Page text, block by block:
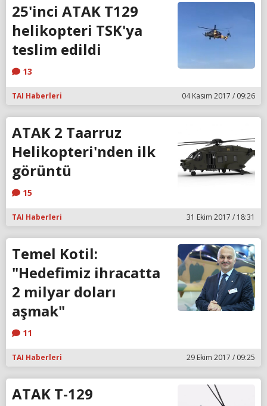
25'inci ATAK T129
helikopteri TSK'ya
teslim edildi
13
TAI Haberleri 04 Kasım 2017 / 09:26
ATAK 2 Taarruz
Helikopteri'nden ilk
görüntü
15
TAI Haberleri 31 Ekim 2017 / 18:31
Temel Kotil:
"Hedefimiz ihracatta
2 milyar doları
aşmak"
11
TAI Haberleri 29 Ekim 2017 / 09:25
ATAK T-129